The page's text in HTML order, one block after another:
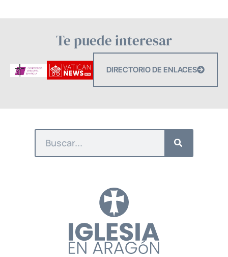
Te puede interesar
DIRECTORIO DE ENLACES